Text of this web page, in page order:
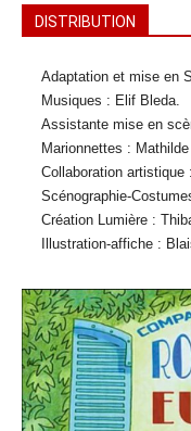
DISTRIBUTION
Adaptation et mise en
Musiques : Elif Bleda.
Assistante mise en
Marionnettes :
Collaboration
Scénographie-
Création Lumière :
Illustration-affiche :